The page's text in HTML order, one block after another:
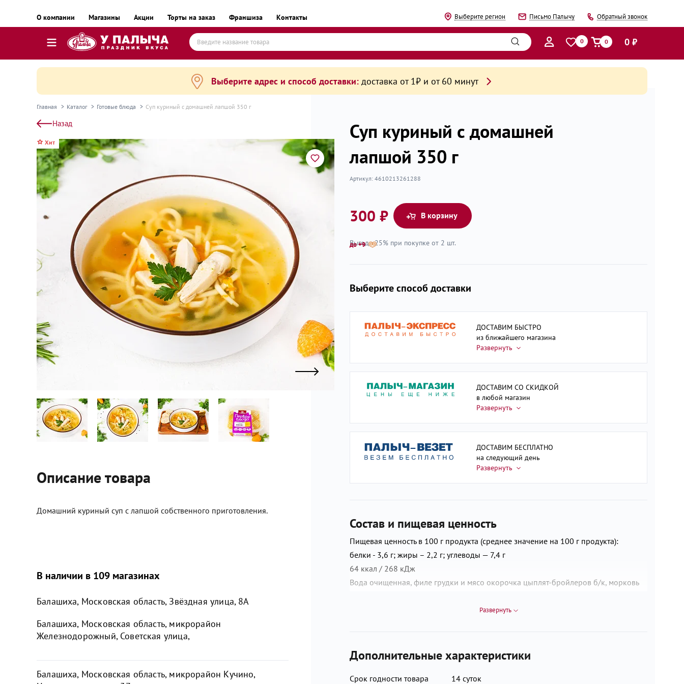
О компании Магазины Акции Торты на заказ Франшиза Контакты Выберите регион Письмо Палычу Обратный звонок
Равиоли, почти готовые блюда
Пельмени, вареники, замороженные полуфабрикаты
Готовые блюда замороженные
Колбаса и деликатесы
Сыр и масло
Кейтеринг
Десерты замороженные, мороженое и сорбеты
Полезные сладости и снеки
Чай, кофе, напитки
Экскурсии и мастер-классы
0 0 0 ₽
Выберите адрес и способ доставки:доставка от 1₽ и от 60 минут
Главная Каталог Готовые блюда Суп куриный с домашней лапшой 350 г
Назад
Хит
Описание товара
Домашний куриный суп с лапшой собственного приготовления.
В наличии в 109 магазинах
Балашиха, Московская область, Звёздная улица, 8А
Балашиха, Московская область, микрорайон
Железнодорожный, Советская улица,
Балашиха, Московская область, микрорайон Кучино,
Суп куриный с домашней
лапшой 350 г
Артикул: 4610213261288
300 ₽ В корзину
Выгода 25% при покупке от 2 шт.
до +9
Выберите способ доставки
ДОСТАВИМ БЫСТРО
из ближайшего магазина
ДОСТАВИМ СО СКИДКОЙ
в любой магазин
ДОСТАВИМ БЕСПЛАТНО
на следующий день
Состав и пищевая ценность
Пищевая ценность в 100 г продукта (среднее значение на 100 г продукта):
белки - 3,6 г; жиры – 2,2 г; углеводы — 7,4 г
64 ккал / 268 кДж
Вода очищенная, филе грудки и мясо окорочка цыплят-бройлеров б/к, морковь
соль, масло подсолнечное рафинированное дезодорированное, зелень петрушки
Развернуть
Дополнительные характеристики
Срок годности товара 14 суток